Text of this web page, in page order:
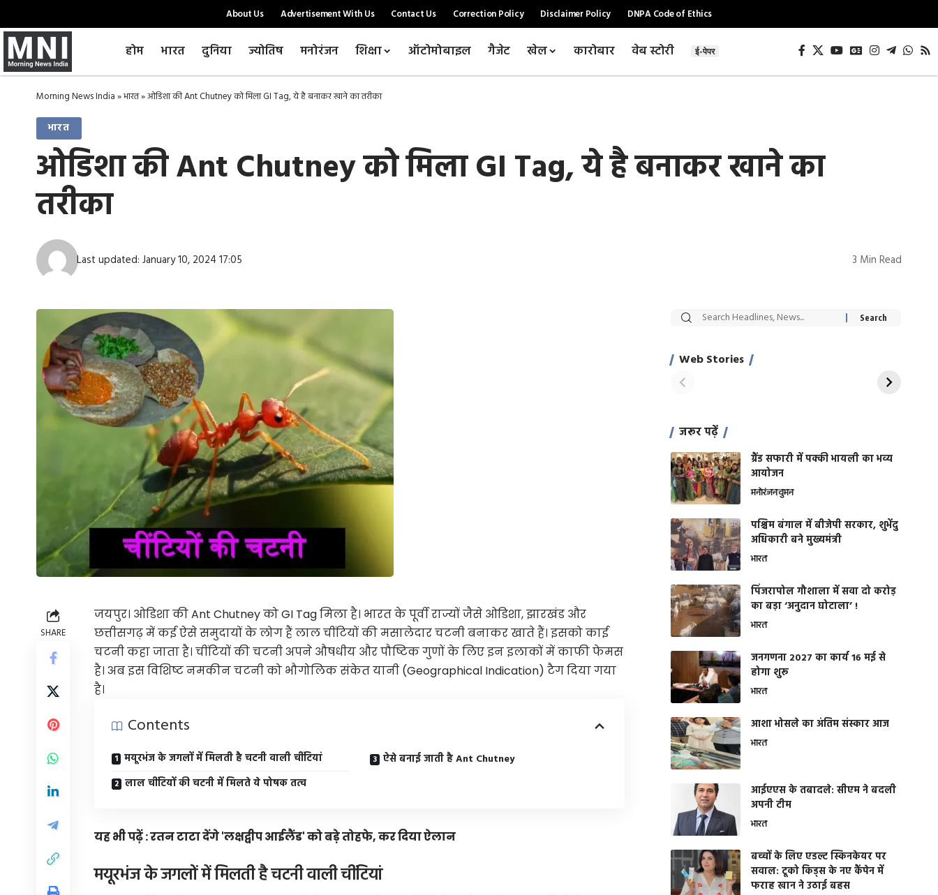
About Us Advertisement With Us Contact Us Correction Policy Disclaimer Policy DNPA Code of Ethics
होम भारत दुनिया ज्योतिष मनोरंजन शिक्षा ऑटोमोबाइल गैजेट खेल कारोबार वेब स्टोरी ई-पेपर
Morning News India»भारत»ओडिशा की Ant Chutney को मिला GI Tag, ये है बनाकर खाने का तरीका
भारत
ओडिशा की Ant Chutney को मिला GI Tag, ये है बनाकर खाने का
तरीका
Last updated: January 10, 2024 17:05 3 Min Read
SHARE
जयपुर। ओडिशा की Ant Chutney को GI Tag मिला है। भारत के पूर्वी राज्यों जैसे ओडिशा, झारखंड और
छत्तीसगढ़ में कई ऐसे समुदायों के लोग हैं लाल चीं​टियों की मसालेदार चटनी बनाकर खाते हैं। इसको काई
चटनी कहा जाता है। चींटियों की चटनी अपने औषधीय और पौष्टिक गुणों के लिए इन इलाकों में काफी फेमस
है। अब इस विशिष्ट नमकीन चटनी को भौगोलिक संकेत यानी (Geographical Indication) टैग दिया गया
है।
Contents
मयूरभंज के जगलों में मिलती है चटनी वाली चींटियां
लाल चींटियों की चटनी में मिलते ये पोषक तत्व
ऐसे बनाई जाती है Ant Chutney
यह भी पढ़ें :रतन टाटा देंगे 'लक्षद्वीप आईलैंड' को बड़े तोहफे, कर दिया ऐलान
मयूरभंज के जगलों में मिलती है चटनी वाली चींटियां
Web Stories
सट्टेबाजी में अरेस्ट हुए
साहिल खान
रोज एक कच्चे लहसुन
जरूर पढ़ें
ग्रैंड सफारी में पक्की भायली का भव्य
आयोजन
मनोरंजनवुमन
पश्चिम बंगाल में बीजेपी सरकार, शुभेंदु
अधिकारी बने मुख्यमंत्री
भारत
​पिंजरापोल गौशाला में सवा दो करोड़
का बड़ा ‘अनुदान घोटाला’ !
भारत
जनगणना 2027 का कार्य 16 मई से
होगा शुरू
भारत
आशा भोसले का अंतिम संस्कार आज
भारत
आईएएस के तबादले: सीएम ने बदली
अपनी टीम
भारत
बच्चों के लिए एडल्ट स्किनकेयर पर
सवाल: टूको किड्स के नए कैंपेन में
फराह खान ने उठाई बहस